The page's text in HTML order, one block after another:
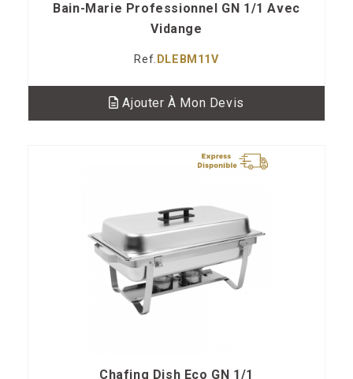
Bain-Marie Professionnel GN 1/1 Avec
Vidange
Ref. DLEBM11V
Ajouter À Mon Devis
Chafing Dish Eco GN 1/1